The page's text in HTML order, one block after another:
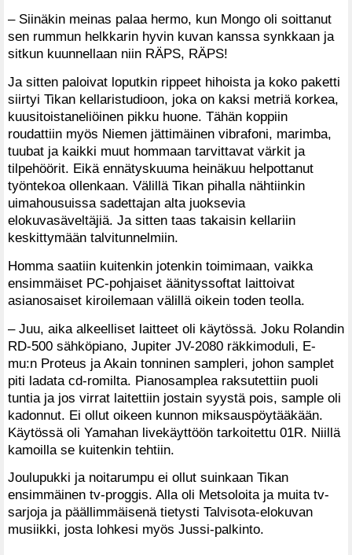
– Siinäkin meinas palaa hermo, kun Mongo oli soittanut
sen rummun helkkarin hyvin kuvan kanssa synkkaan ja
sitkun kuunnellaan niin RÄPS, RÄPS!
Ja sitten paloivat loputkin rippeet hihoista ja koko paketti
siirtyi Tikan kellaristudioon, joka on kaksi metriä korkea,
kuusitoistaneliöinen pikku huone. Tähän koppiin
roudattiin myös Niemen jättimäinen vibrafoni, marimba,
tuubat ja kaikki muut hommaan tarvittavat värkit ja
tilpehöörit. Eikä ennätyskuuma heinäkuu helpottanut
työntekoa ollenkaan. Välillä Tikan pihalla nähtiinkin
uimahousuissa sadettajan alta juoksevia
elokuvasäveltäjiä. Ja sitten taas takaisin kellariin
keskittymään talvitunnelmiin.
Homma saatiin kuitenkin jotenkin toimimaan, vaikka
ensimmäiset PC-pohjaiset äänityssoftat laittoivat
asianosaiset kiroilemaan välillä oikein toden teolla.
– Juu, aika alkeelliset laitteet oli käytössä. Joku Rolandin
RD-500 sähköpiano, Jupiter JV-2080 räkkimoduli, E-
mu:n Proteus ja Akain tonninen sampleri, johon samplet
piti ladata cd-romilta. Pianosamplea raksutettiin puoli
tuntia ja jos virrat laitettiin jostain syystä pois, sample oli
kadonnut. Ei ollut oikeen kunnon miksauspöytääkään.
Käytössä oli Yamahan livekäyttöön tarkoitettu 01R. Niillä
kamoilla se kuitenkin tehtiin.
Joulupukki ja noitarumpu ei ollut suinkaan Tikan
ensimmäinen tv-proggis. Alla oli Metsoloita ja muita tv-
sarjoja ja päällimmäisenä tietysti Talvisota-elokuvan
musiikki, josta lohkesi myös Jussi-palkinto.